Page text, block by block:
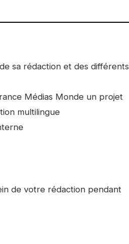
sa rédaction et des différents
Médias Monde un projet
multilingue
de votre rédaction pendant